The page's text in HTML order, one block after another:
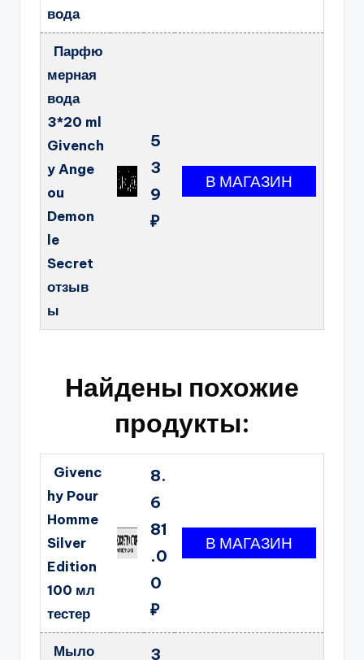
вода
Парфю
мерная
вода
3*20 ml
Givench
y Ange
ou
Demon
le
Secret
отзыв
ы
5
3
9
₽
Найдены похожие
продукты:
Givenc
hy Pour
Homme
Silver
Edition
100 мл
тестер
8.
6
81
.0
0
₽
Мыло 3